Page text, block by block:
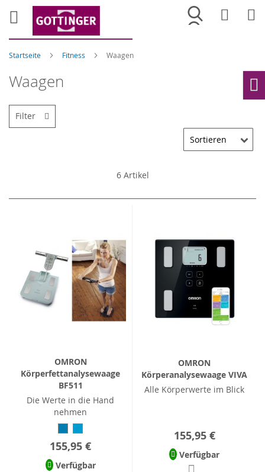
Merkliste
Startseite Fitness Waagen
Waagen
6Artikel
OMRON
Körperfettanalysewaage
BF511
Die Werte in die Hand
nehmen
155,95 €
Verfügbar
OMRON
Körperanalysewaage VIVA
Alle Körperwerte im Blick
155,95 €
Verfügbar
Filter